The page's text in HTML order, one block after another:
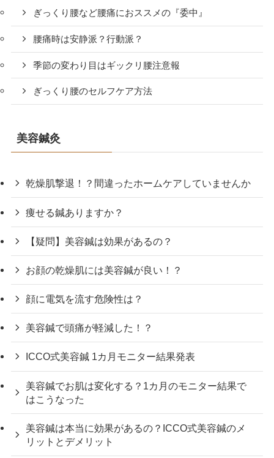
ぎっくり腰など腰痛におススメの『委中』
腰痛時は安静派？行動派？
季節の変わり目はギックリ腰注意報
ぎっくり腰のセルフケア方法
美容鍼灸
乾燥肌撃退！？間違ったホームケアしていませんか
痩せる鍼ありますか？
【疑問】美容鍼は効果があるの？
お顔の乾燥肌には美容鍼が良い！？
顔に電気を流す危険性は？
美容鍼で頭痛が軽減した！？
ICCO式美容鍼 1カ月モニター結果発表
美容鍼でお肌は変化する？1カ月のモニター結果で
はこうなった
美容鍼は本当に効果があるの？ICCO式美容鍼のメ
リットとデメリット